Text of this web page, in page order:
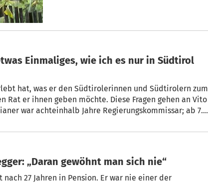
hat, was er den Südtirolerinnen und Südtirolern zum
Rat er ihnen geben möchte. Diese Fragen gehen an Vito
war achteinhalb Jahre Regierungskommissar; ab 7.
„Daran gewöhnt man sich nie“